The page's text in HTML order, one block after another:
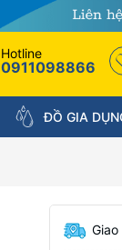
Hotline
0911098866
ĐỒ GIA